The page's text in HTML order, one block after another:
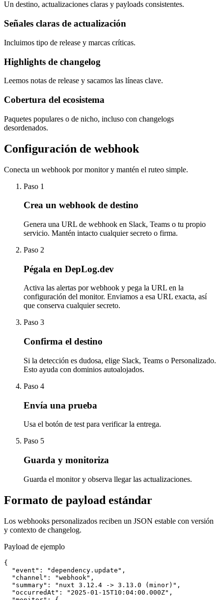
Un destino, actualizaciones claras y payloads consistentes.
Señales claras de actualización
Incluimos tipo de release y marcas críticas.
Highlights de changelog
Leemos notas de release y sacamos las líneas clave.
Cobertura del ecosistema
Paquetes populares o de nicho, incluso con changelogs
desordenados.
Configuración de webhook
Conecta un webhook por monitor y mantén el ruteo simple.
Paso 1
Crea un webhook de destino
Genera una URL de webhook en Slack, Teams o tu propio
servicio. Mantén intacto cualquier secreto o firma.
Paso 2
Pégala en DepLog.dev
Activa las alertas por webhook y pega la URL en la
configuración del monitor. Enviamos a esa URL exacta, así
que conserva cualquier secreto.
Paso 3
Confirma el destino
Si la detección es dudosa, elige Slack, Teams o Personalizado.
Esto ayuda con dominios autoalojados.
Paso 4
Envía una prueba
Usa el botón de test para verificar la entrega.
Paso 5
Guarda y monitoriza
Guarda el monitor y observa llegar las actualizaciones.
Formato de payload estándar
Los webhooks personalizados reciben un JSON estable con versión
y contexto de changelog.
Payload de ejemplo
{
  "event": "dependency.update",
  "channel": "webhook",
  "summary": "nuxt 3.12.4 -> 3.13.0 (minor)",
  "occurredAt": "2025-01-15T10:04:00.000Z",